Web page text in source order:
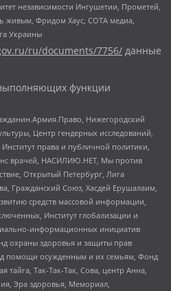
независимости Ингушетии, Прометей,
живым, Фридом Хаус, СОТА медиа,
Украины
ru/documents/7756/ данные
функции
Нижегородский
Центр гендерных исследований,
права и публичной политики,
врачей, НАСИЛИЮ.НЕТ, Мы против
Открытый Петербург, Лига
Гражданский Союз, Хасдей Ерушалаим,
средств массовой информации,
Институт глобализации и
информационных инициатив
охраны здоровья и защиты прав
помощи осужденным и их семьям, Фонд
тайга, Так-Так-Так, Сова, центр Анна,
Эра здоровья, Мемориал,